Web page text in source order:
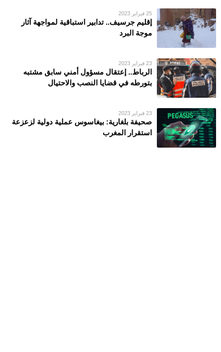
25 فبراير 2023
إقليم جرسيف.. تدابير استباقية لمواجهة آثار
موجة البرد
23 فبراير 2023
الرباط.. إعتقال مسؤول أمني سابق مشتبه
بتورطه في قضايا النصب والاحتيال
23 فبراير 2023
صحيفة بلغارية: بيغاسوس عملية دولية لزعزعة
استقرار المغرب